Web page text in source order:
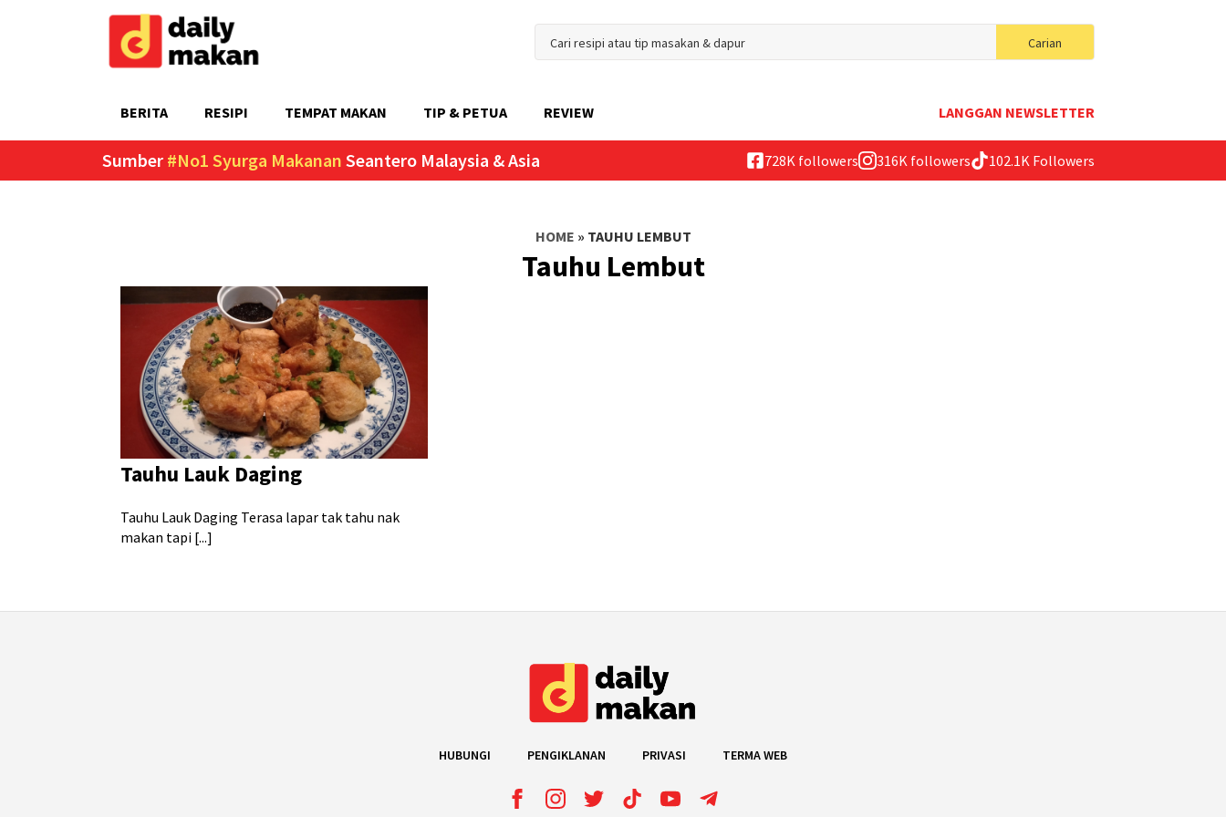
Carian
for:
BERITA RESIPI TEMPAT MAKAN TIP & PETUA REVIEW LANGGAN NEWSLETTER
Sumber #No1 Syurga Makanan Seantero Malaysia & Asia 728K followers 316K followers 102.1K Followers
HOME » TAUHU LEMBUT
Tauhu Lembut
Tauhu Lauk Daging
Tauhu Lauk Daging Terasa lapar tak tahu nak
makan tapi [...]
HUBUNGI PENGIKLANAN PRIVASI TERMA WEB